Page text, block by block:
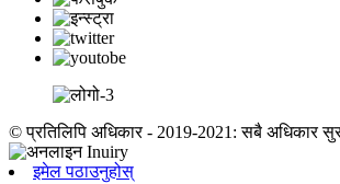
© प्रतिलिपि अधिकार - 2019-2021: सबै अधिकार
इमेल पठाउनुहोस्